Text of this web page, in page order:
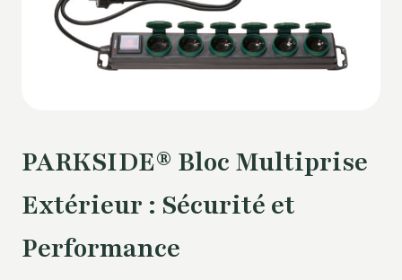
PARKSIDE® Bloc Multiprise
Extérieur : Sécurité et
Performance